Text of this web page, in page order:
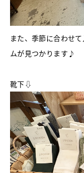
また、季節に合わせ
ムが見つかります♪
靴下⇩